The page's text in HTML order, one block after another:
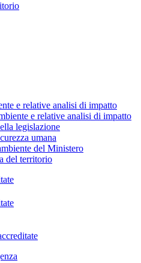
e relative analisi di impatto
e relative analisi di impatto
legislazione
umana
del Ministero
del territorio